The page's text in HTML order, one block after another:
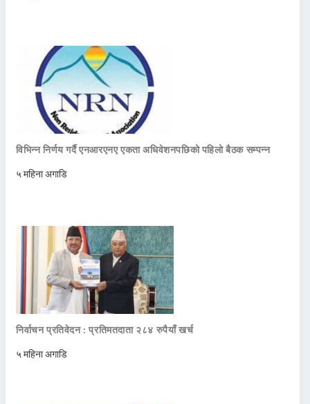
विभिन्न निर्णय गर्दै एनआरएनए एकता अधिवेशनपछिको पहिलो बैठक सम्पन्न
५ महिना अगाडि
निर्वाचन प्रतिवेदन : प्रतिमतदाता २८४ रुपैयाँ खर्च
५ महिना अगाडि